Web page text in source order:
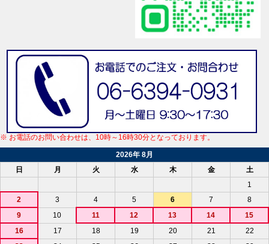
※ お電話のお問い合わせは、10時～16時30分となっております。
2026年 8月
日
月 火 水 木 金
土
1
2
3 4 5 6 7
8
9
10 11 12 13 14
15
16
17 18 19 20 21
22